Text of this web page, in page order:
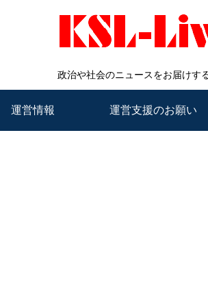
政治や社会のニュースをお届けす
運営情報 運営支援のお願い